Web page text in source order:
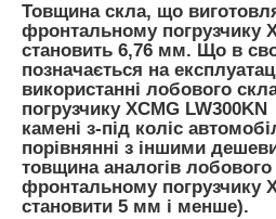
Товщина скла, що
фронтальному погрузчику
становить 6,76 мм. Що в
позначається на
використанні лобового
погрузчику XCMG
камені з-під коліс
порівнянні з іншими
товщина аналогів
фронтальному погрузчику
становити 5 мм і менше).